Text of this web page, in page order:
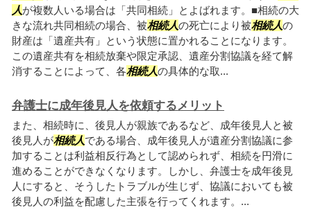
人が複数人いる場合は「共同相続」とよばれます。■相続の大
きな流れ共同相続の場合、被相続人の死亡により被相続人の
財産は「遺産共有」という状態に置かれることになります。
この遺産共有を相続放棄や限定承認、遺産分割協議を経て解
消することによって、各相続人の具体的な取...
弁護士に成年後見人を依頼するメリット
また、相続時に、後見人が親族であるなど、成年後見人と被
後見人が相続人である場合、成年後見人が遺産分割協議に参
加することは利益相反行為として認められず、相続を円滑に
進めることができなくなります。しかし、弁護士を成年後見
人にすると、そうしたトラブルが生じず、協議においても被
後見人の利益を配慮した主張を行ってくれます。...